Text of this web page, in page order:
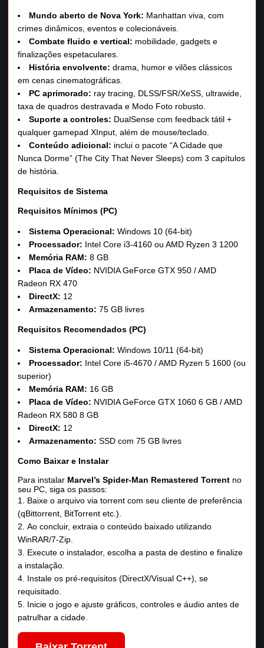
Mundo aberto de Nova York: Manhattan viva, com
crimes dinâmicos, eventos e colecionáveis.
Combate fluido e vertical: mobilidade, gadgets e
finalizações espetaculares.
História envolvente: drama, humor e vilões clássicos
em cenas cinematográficas.
PC aprimorado: ray tracing, DLSS/FSR/XeSS, ultrawide,
taxa de quadros destravada e Modo Foto robusto.
Suporte a controles: DualSense com feedback tátil +
qualquer gamepad XInput, além de mouse/teclado.
Conteúdo adicional: inclui o pacote “A Cidade que
Nunca Dorme” (The City That Never Sleeps) com 3 capítulos
de história.
Requisitos de Sistema
Requisitos Mínimos (PC)
Sistema Operacional: Windows 10 (64‑bit)
Processador: Intel Core i3‑4160 ou AMD Ryzen 3 1200
Memória RAM: 8 GB
Placa de Vídeo: NVIDIA GeForce GTX 950 / AMD
Radeon RX 470
DirectX: 12
Armazenamento: 75 GB livres
Requisitos Recomendados (PC)
Sistema Operacional: Windows 10/11 (64‑bit)
Processador: Intel Core i5‑4670 / AMD Ryzen 5 1600 (ou
superior)
Memória RAM: 16 GB
Placa de Vídeo: NVIDIA GeForce GTX 1060 6 GB / AMD
Radeon RX 580 8 GB
DirectX: 12
Armazenamento: SSD com 75 GB livres
Como Baixar e Instalar
Para instalar Marvel’s Spider-Man Remastered Torrent no
seu PC, siga os passos:
Baixe o arquivo via torrent com seu cliente de preferência
(qBittorrent, BitTorrent etc.).
Ao concluir, extraia o conteúdo baixado utilizando
WinRAR/7‑Zip.
Execute o instalador, escolha a pasta de destino e finalize
a instalação.
Instale os pré‑requisitos (DirectX/Visual C++), se
requisitado.
Inicie o jogo e ajuste gráficos, controles e áudio antes de
patrulhar a cidade.